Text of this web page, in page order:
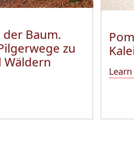
Baum.
zu
Wäldern